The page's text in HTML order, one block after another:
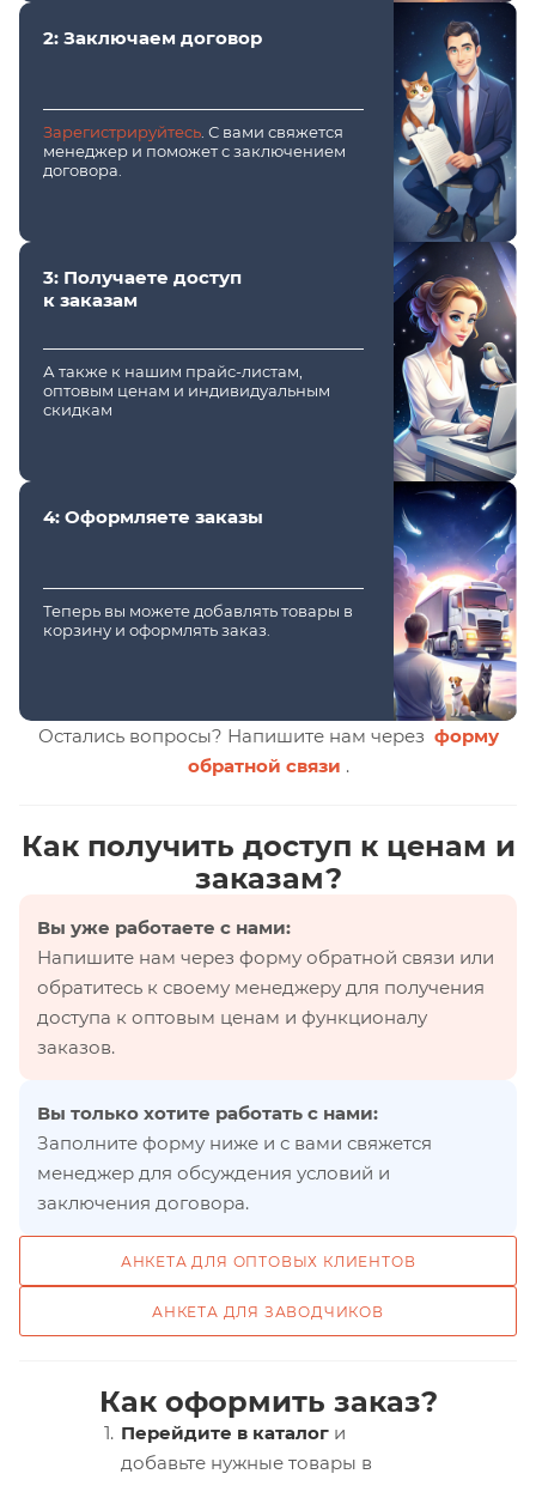
2: Заключаем договор
Зарегистрируйтесь . С вами свяжется
менеджер и поможет с заключением
договора.
3: Получаете доступ
к заказам
А также к нашим прайс-листам,
оптовым ценам и индивидуальным
скидкам
4: Оформляете заказы
Теперь вы можете добавлять товары в
корзину и оформлять заказ.
Остались вопросы? Напишите нам через форму
обратной связи .
Как получить доступ к ценам и
заказам?
Вы уже работаете с нами:
Напишите нам через форму обратной связи или
обратитесь к своему менеджеру для получения
доступа к оптовым ценам и функционалу
заказов.
Вы только хотите работать с нами:
Заполните форму ниже и с вами свяжется
менеджер для обсуждения условий и
заключения договора.
АНКЕТА ДЛЯ ОПТОВЫХ КЛИЕНТОВ
АНКЕТА ДЛЯ ЗАВОДЧИКОВ
Как оформить заказ?
Перейдите в каталог и
добавьте нужные товары в